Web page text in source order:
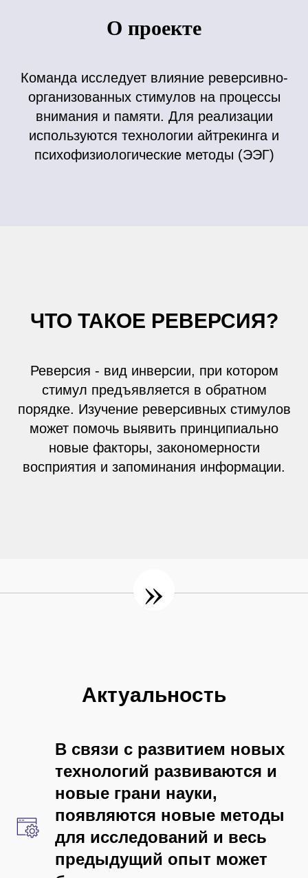
О проекте
Команда исследует влияние реверсивно-
организованных стимулов на процессы
внимания и памяти. Для реализации
используются технологии айтрекинга и
психофизиологические методы (ЭЭГ)
ЧТО ТАКОЕ РЕВЕРСИЯ?
Реверсия - вид инверсии, при котором
стимул предъявляется в обратном
порядке. Изучение реверсивных стимулов
может помочь выявить принципиально
новые факторы, закономерности
восприятия и запоминания информации.
»
Актуальность
В связи с развитием новых
технологий развиваются и
новые грани науки,
появляются новые методы
для исследований и весь
предыдущий опыт может